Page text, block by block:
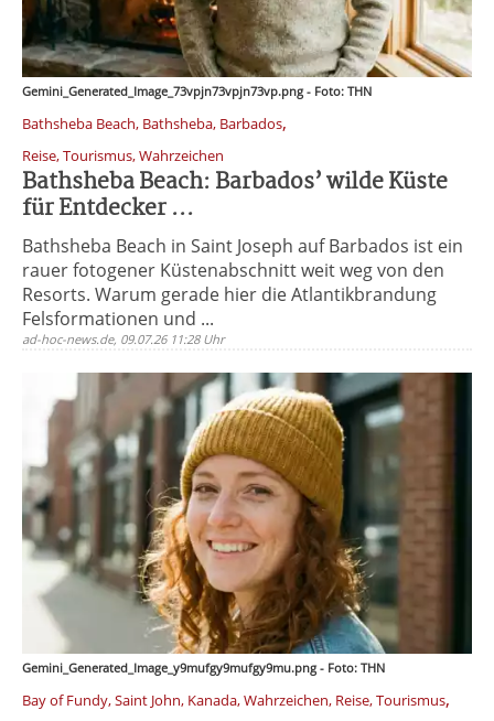
Gemini_Generated_Image_73vpjn73vpjn73vp.png - Foto: THN
Bathsheba Beach, Bathsheba, Barbados,
Reise, Tourismus, Wahrzeichen
Bathsheba Beach: Barbados’ wilde Küste
für Entdecker ...
Bathsheba Beach in Saint Joseph auf Barbados ist ein
rauer fotogener Küstenabschnitt weit weg von den
Resorts. Warum gerade hier die Atlantikbrandung
Felsformationen und ...
ad-hoc-news.de, 09.07.26 11:28 Uhr
Gemini_Generated_Image_y9mufgy9mufgy9mu.png - Foto: THN
Bay of Fundy, Saint John, Kanada, Wahrzeichen, Reise, Tourismus,